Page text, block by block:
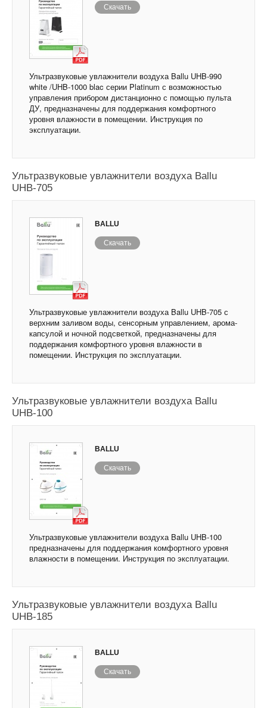
Скачать
Ультразвуковые увлажнители воздуха Ballu UHB-990
white /UHB-1000 blac серии Platinum с возможностью
управления прибором дистанционно с помощью пульта
ДУ, предназначены для поддержания комфортного
уровня влажности в помещении. Инструкция по
эксплуатации.
Ультразвуковые увлажнители воздуха Ballu
UHB-705
BALLU
Скачать
Ультразвуковые увлажнители воздуха Ballu UHB-705 с
верхним заливом воды, сенсорным управлением, арома-
капсулой и ночной подсветкой, предназначены для
поддержания комфортного уровня влажности в
помещении. Инструкция по эксплуатации.
Ультразвуковые увлажнители воздуха Ballu
UHB-100
BALLU
Скачать
Ультразвуковые увлажнители воздуха Ballu UHB-100
предназначены для поддержания комфортного уровня
влажности в помещении. Инструкция по эксплуатации.
Ультразвуковые увлажнители воздуха Ballu
UHB-185
BALLU
Скачать